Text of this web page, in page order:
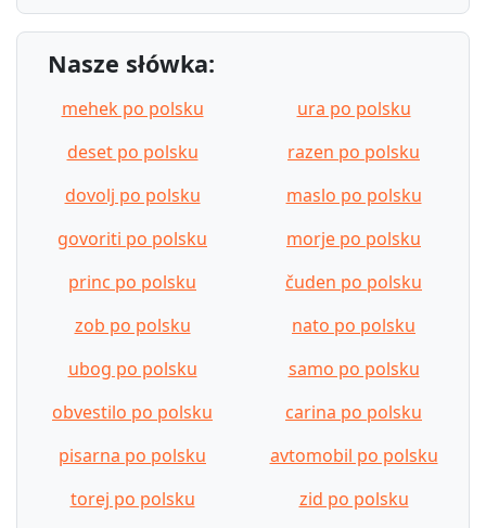
Nasze słówka:
mehek po polsku
ura po polsku
deset po polsku
razen po polsku
dovolj po polsku
maslo po polsku
govoriti po polsku
morje po polsku
princ po polsku
čuden po polsku
zob po polsku
nato po polsku
ubog po polsku
samo po polsku
obvestilo po polsku
carina po polsku
pisarna po polsku
avtomobil po polsku
torej po polsku
zid po polsku